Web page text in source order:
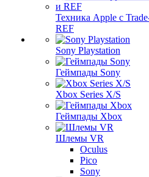
Техника Apple с
REF
Sony Playstation
Геймпады Sony
Xbox Series X/S
Геймпады Xbox
Шлемы VR
Oculus
Pico
Sony